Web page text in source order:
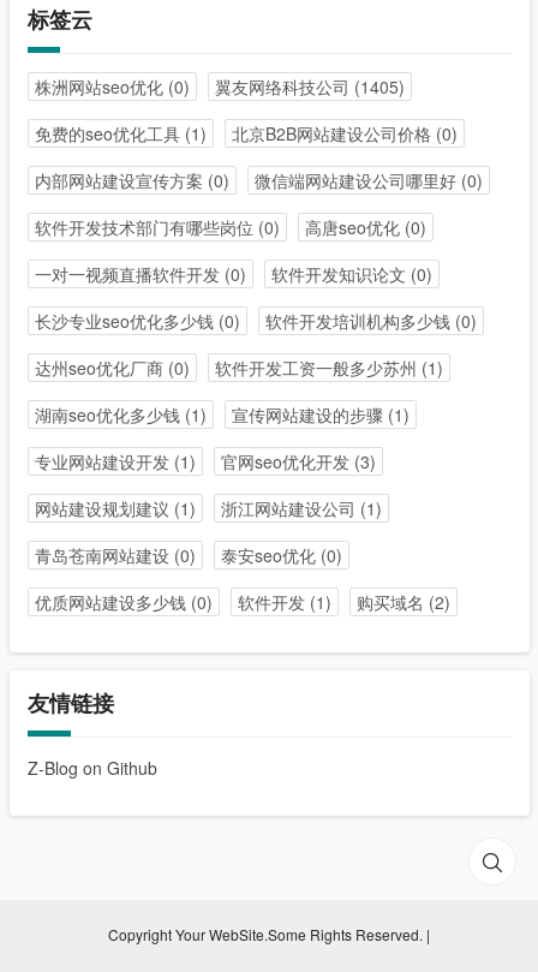
标签云
株洲网站seo优化(0) 翼友网络科技公司 (1405)
免费的seo优化工具(1) 北京B2B网站建设公司价格 (0)
内部网站建设宣传方案 (0) 微信端网站建设公司哪里好(0)
软件开发技术部门有哪些岗位 (0) 高唐seo优化(0)
一对一视频直播软件开发(0) 软件开发知识论文 (0)
长沙专业seo优化多少钱(0) 软件开发培训机构多少钱(0)
达州seo优化厂商(0) 软件开发工资一般多少苏州 (1)
湖南seo优化多少钱(1) 宣传网站建设的步骤 (1)
专业网站建设开发(1) 官网seo优化开发(3)
网站建设规划建议 (1) 浙江网站建设公司 (1)
青岛苍南网站建设(0) 泰安seo优化(0)
优质网站建设多少钱(0) 软件开发(1) 购买域名 (2)
友情链接
Z-Blog on Github
Copyright Your WebSite.Some Rights Reserved. |